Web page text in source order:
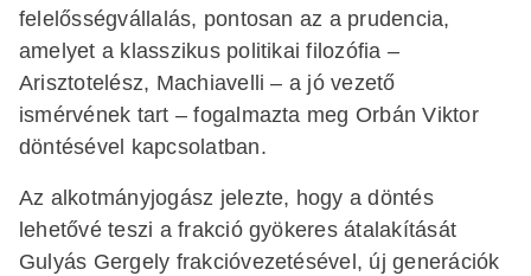
felelősségvállalás, pontosan az a prudencia,
amelyet a klasszikus politikai filozófia –
Arisztotelész, Machiavelli – a jó vezető
ismérvének tart – fogalmazta meg Orbán Viktor
döntésével kapcsolatban.
Az alkotmányjogász jelezte, hogy a döntés
lehetővé teszi a frakció gyökeres átalakítását
Gulyás Gergely frakcióvezetésével, új generációk